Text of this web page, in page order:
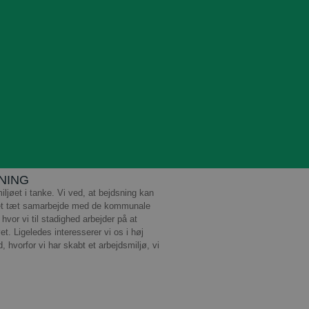
i tanke. Vi ved, at bejdsning kan
tæt samarbejde med de kommunale
vi til stadighed arbejder på at
Ligeledes interesserer vi os i høj
hvorfor vi har skabt et arbejdsmiljø, vi